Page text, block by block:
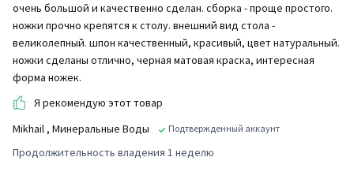
очень большой и качественно сделан. сборка - проще простого.
ножки прочно крепятся к столу. внешний вид стола -
великолепный. шпон качественный, красивый, цвет натуральный.
ножки сделаны отлично, черная матовая краска, интересная
форма ножек.
Я рекомендую этот товар
Mikhail , Минеральные Воды Подтвержденный аккаунт
Продолжительность владения 1 неделю